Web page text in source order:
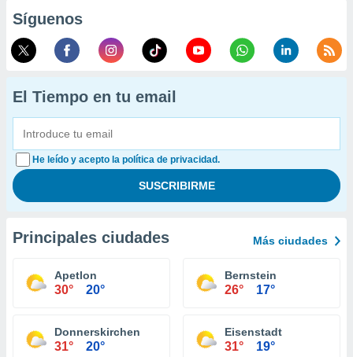
Síguenos
El Tiempo en tu email
He leído y acepto la política de privacidad.
Principales ciudades Más ciudades
Apetlon
30° 20°
Bernstein
26° 17°
Donnerskirchen
31° 20°
Eisenstadt
31° 19°